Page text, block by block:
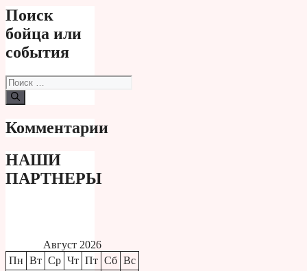
Поиск
бойца или
события
Поиск:
Комментарии
НАШИ
ПАРТНЕРЫ
Август 2026
Пн Вт Ср Чт Пт Сб Вс